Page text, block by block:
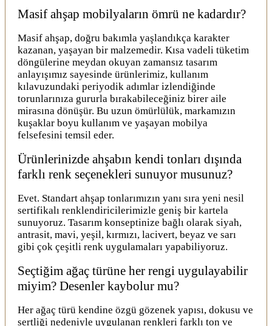
Masif ahşap mobilyaların ömrü ne kadardır?
Masif ahşap, doğru bakımla yaşlandıkça karakter
kazanan, yaşayan bir malzemedir. Kısa vadeli tüketim
döngülerine meydan okuyan zamansız tasarım
anlayışımız sayesinde ürünlerimiz, kullanım
kılavuzundaki periyodik adımlar izlendiğinde
torunlarınıza gururla bırakabileceğiniz birer aile
mirasına dönüşür. Bu uzun ömürlülük, markamızın
kuşaklar boyu kullanım ve yaşayan mobilya
felsefesini temsil eder.
Ürünlerinizde ahşabın kendi tonları dışında
farklı renk seçenekleri sunuyor musunuz?
Evet. Standart ahşap tonlarımızın yanı sıra yeni nesil
sertifikalı renklendiricilerimizle geniş bir kartela
sunuyoruz. Tasarım konseptinize bağlı olarak siyah,
antrasit, mavi, yeşil, kırmızı, lacivert, beyaz ve sarı
gibi çok çeşitli renk uygulamaları yapabiliyoruz.
Seçtiğim ağaç türüne her rengi uygulayabilir
miyim? Desenler kaybolur mu?
Her ağaç türü kendine özgü gözenek yapısı, dokusu ve
sertliği nedeniyle uygulanan renkleri farklı ton ve